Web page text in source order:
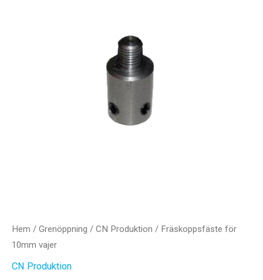
Hem / Grenöppning / CN Produktion / Fräskoppsfäste för
10mm vajer
CN Produktion